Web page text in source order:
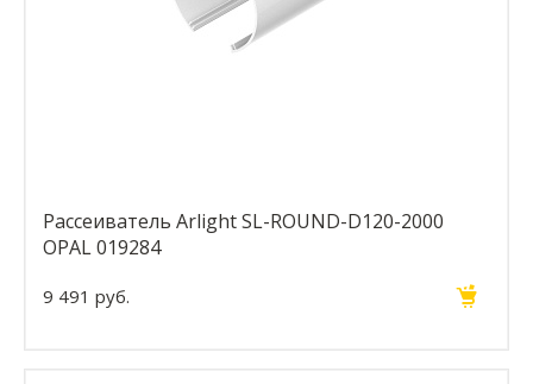
Рассеиватель Arlight SL-ROUND-D120-2000
OPAL 019284
9 491 руб.